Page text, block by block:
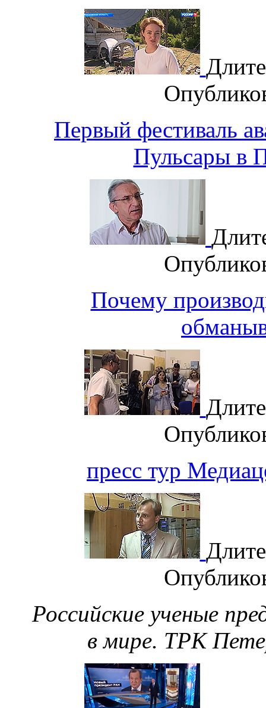
Первый фестиваль
Пульсары в
Почему
пресс тур
Российские ученые
в мире. ТРК